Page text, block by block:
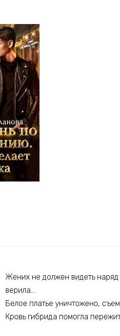
Жених не должен видеть
верила…
Белое платье уничтожено,
Кровь гибрида помогла